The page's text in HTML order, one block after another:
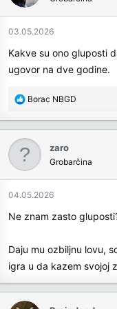
o
n
:
03.05.2026
Kakve su ono gluposti
ugovor na dve godine.
R
c
t
o
n
:
Borac NBGD
zaro
Grobarčina
04.05.2026
Ne znam zasto
Daju mu ozbiljnu lovu,
igra u da kazem svojoj